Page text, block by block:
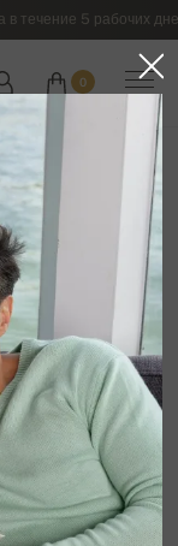
в течение 5 рабочих
0